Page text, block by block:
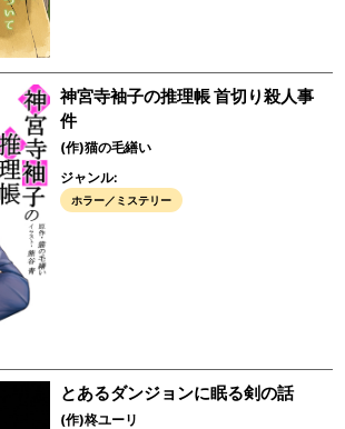
神宮寺袖子の推理帳 首切り殺人事
件
(作)猫の毛繕い
ジャンル:
ホラー／ミステリー
とあるダンジョンに眠る剣の話
(作)柊ユーリ